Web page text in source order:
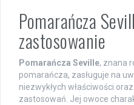
Pomarańcza
zastosowanie
Pomarańcza Seville, znana
pomarańcza, zasługuje na
niezwykłych właściwości
zastosowań. Jej owoce